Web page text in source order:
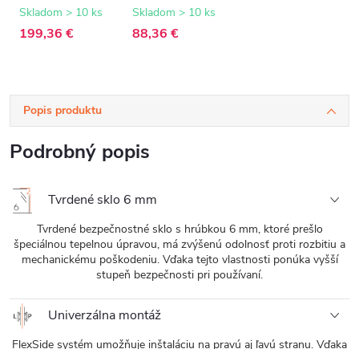
matná,
sklo - 100x190
Skladom > 10 ks
199,36 €
transparentné
Skladom > 10 ks
88,36 €
Popis produktu
Podrobný popis
Tvrdené sklo 6 mm
Tvrdené bezpečnostné sklo s hrúbkou 6 mm, ktoré prešlo
špeciálnou tepelnou úpravou, má zvýšenú odolnosť proti rozbitiu a
mechanickému poškodeniu. Vďaka tejto vlastnosti ponúka vyšší
stupeň bezpečnosti pri používaní.
Univerzálna montáž
FlexSide systém umožňuje inštaláciu na pravú aj ľavú stranu. Vďaka